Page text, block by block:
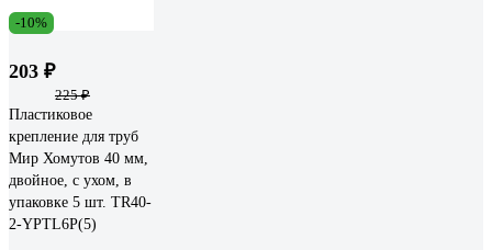
-10%
203 ₽
225 ₽
Пластиковое
крепление для труб
Мир Хомутов 40 мм,
двойное, с ухом, в
упаковке 5 шт. TR40-
2-YPTL6P(5)